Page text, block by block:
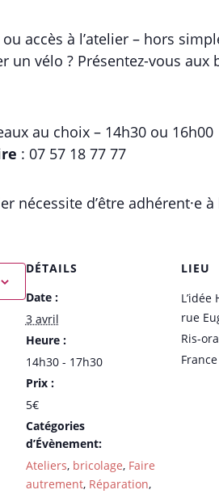
accès à l’atelier – hors
un vélo ? Présentez-vous
au choix – 14h30 ou 16h00
: 07 57 18 77 77
nécessite d’être adhérent·e
DÉTAILS
Date :
3 avril
Heure :
14h30 - 17h30
Prix :
5€
Catégories
d’Évènement:
Ateliers, bricolage, Faire
autrement, Réparation,
LIEU
L’idée
rue
Ris-
France